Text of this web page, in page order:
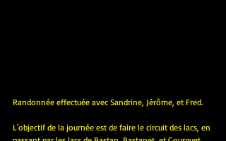
Randonnée effectuée avec Sandrine, Jérôme, et Fred.
L'objectif de la journée est de faire le circuit des lacs, en